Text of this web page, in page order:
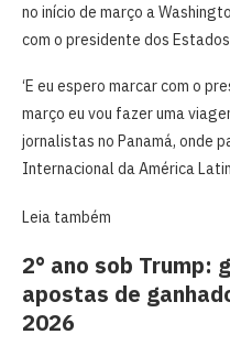
‍no início de março a
com o ‌presidente dos
‘E eu espero marcar com o
março eu vou fazer uma
‌jornalistas no Panamá, onde
Internacional da América
Leia também
2° ano sob Trump:
apostas de
2026